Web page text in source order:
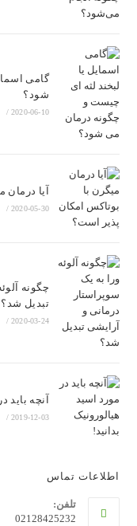
گامی
شود؟
2020-06-10
/
آیا
2020-05-30
/
چگونه
تبدیل شد؟
2020-03-24
/
آنچه باید
2019-12-03
/
اطلاعات تماس
تلفن:
02128425232